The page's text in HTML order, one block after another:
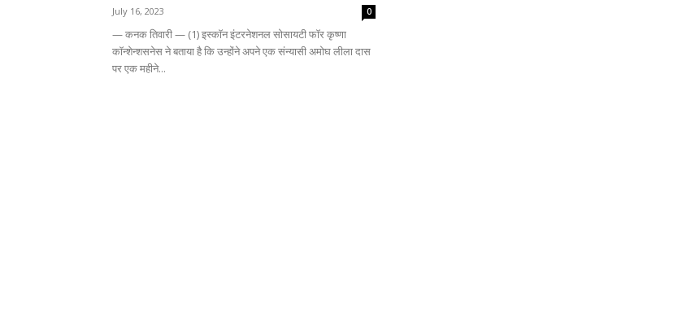
July 16, 2023 0
— कनक तिवारी — (1) इस्काॅन इंटरनेशनल सोसायटी फाॅर कृष्णा
काॅन्शेन्शसनेस ने बताया है कि उन्होंने अपने एक संन्यासी अमोघ लीला दास
पर एक महीने...